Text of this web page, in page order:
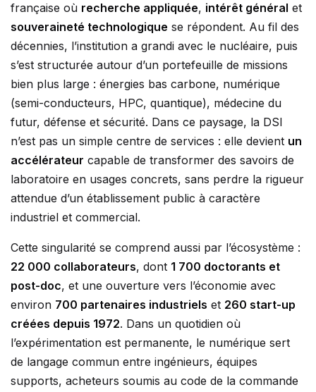
française où recherche appliquée, intérêt général et
souveraineté technologique se répondent. Au fil des
décennies, l’institution a grandi avec le nucléaire, puis
s’est structurée autour d’un portefeuille de missions
bien plus large : énergies bas carbone, numérique
(semi-conducteurs, HPC, quantique), médecine du
futur, défense et sécurité. Dans ce paysage, la DSI
n’est pas un simple centre de services : elle devient un
accélérateur capable de transformer des savoirs de
laboratoire en usages concrets, sans perdre la rigueur
attendue d’un établissement public à caractère
industriel et commercial.
Cette singularité se comprend aussi par l’écosystème :
22 000 collaborateurs, dont 1 700 doctorants et
post-doc, et une ouverture vers l’économie avec
environ 700 partenaires industriels et 260 start-up
créées depuis 1972. Dans un quotidien où
l’expérimentation est permanente, le numérique sert
de langage commun entre ingénieurs, équipes
supports, acheteurs soumis au code de la commande